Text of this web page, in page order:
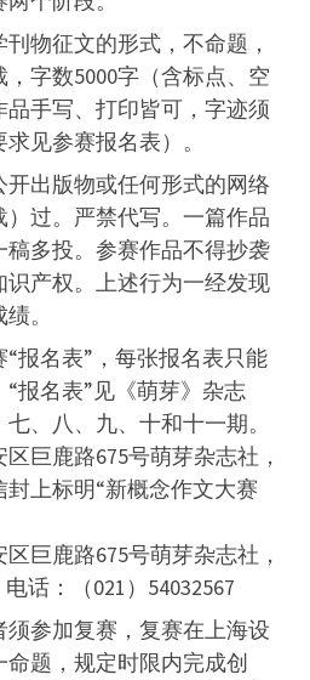
物征文的形式，不命题，
字数5000字（含标点、空
手写、打印皆可，字迹须
见参赛报名表）。
出版物或任何形式的网络
过。严禁代写。一篇作品
多投。参赛作品不得抄袭
产权。上述行为一经发现
。
报名表”，每张报名表只能
报名表”见《萌芽》杂志
、八、九、十和十一期。
巨鹿路675号萌芽杂志社，
封上标明“新概念作文大赛
巨鹿路675号萌芽杂志社，
话：（021）54032567
参加复赛，复赛在上海设
题，规定时限内完成创